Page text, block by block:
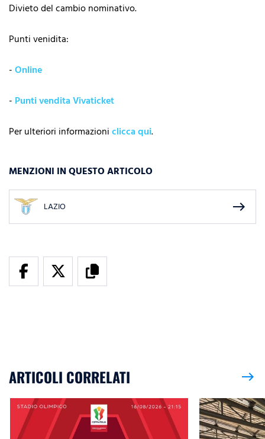
Divieto del cambio nominativo.
Punti venidita:
-Online
- Punti vendita Vivaticket
Per ulteriori informazioniclicca qui.
MENZIONI IN QUESTO ARTICOLO
LAZIO east
ARTICOLI CORRELATI east